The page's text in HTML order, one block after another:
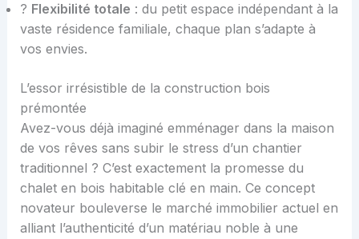
?️ Flexibilité totale : du petit espace indépendant à la
vaste résidence familiale, chaque plan s’adapte à
vos envies.
L’essor irrésistible de la construction bois
prémontée
Avez-vous déjà imaginé emménager dans la maison
de vos rêves sans subir le stress d’un chantier
traditionnel ? C’est exactement la promesse du
chalet en bois habitable clé en main. Ce concept
novateur bouleverse le marché immobilier actuel en
alliant l’authenticité d’un matériau noble à une